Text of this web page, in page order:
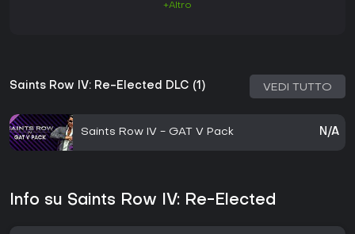
+Altro
Saints Row IV: Re-Elected DLC (1) VEDI TUTTO
Saints Row IV - GAT V Pack N/A
Info su Saints Row IV: Re-Elected